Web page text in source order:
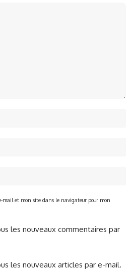
mail et mon site dans le navigateur pour mon
les nouveaux commentaires par
les nouveaux articles par e-mail.